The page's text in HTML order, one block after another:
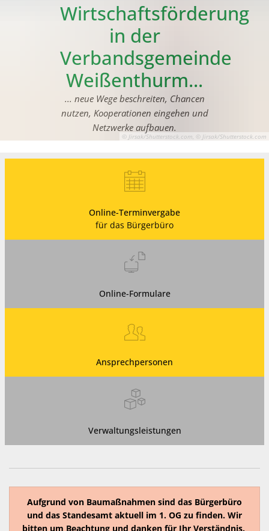
© Jirsak/Shutterstock.com, © Jirsak/Shutterstock.com
Wirtschaftsförderung
in der
Verbandsgemeinde
Weißenthurm...
... neue Wege beschreiten, Chancen
nutzen, Kooperationen eingehen und
Netzwerke aufbauen.
Online-Terminvergabe
für das Bürgerbüro
Online-Formulare
Ansprechpersonen
Verwaltungsleistungen
Aufgrund von Baumaßnahmen sind das Bürgerbüro
und das Standesamt aktuell im 1. OG zu finden. Wir
bitten um Beachtung und danken für Ihr Verständnis.